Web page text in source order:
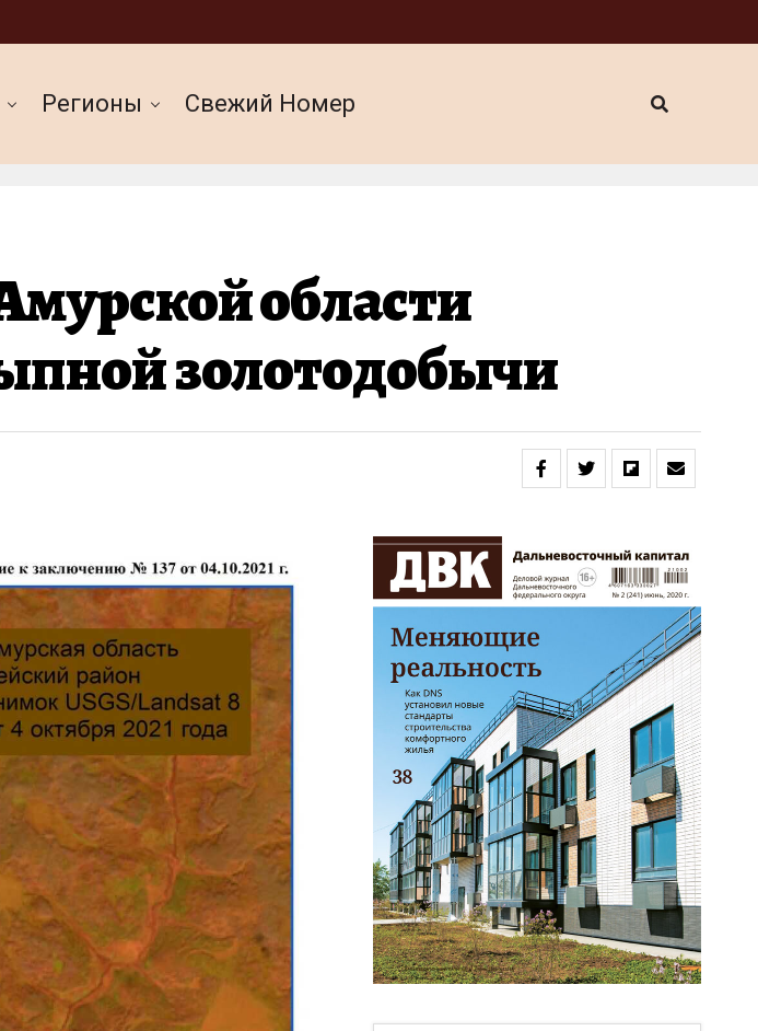
Регионы Cвежий Номер
области
золотодобычи